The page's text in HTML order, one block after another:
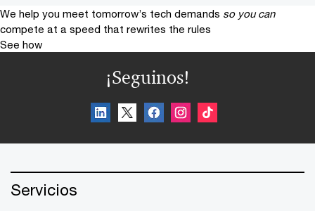
We help you meet tomorrow’s tech demands so you can
compete at a speed that rewrites the rules
See how
¡Seguinos!
Servicios